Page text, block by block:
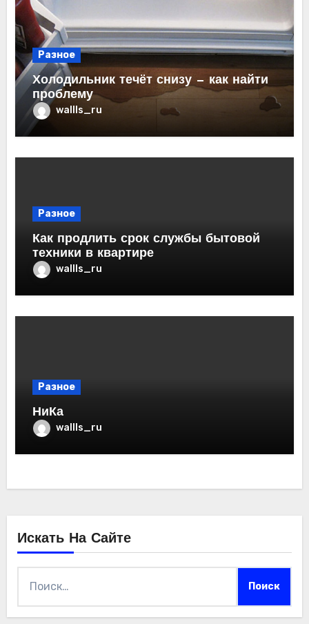
Разное
Холодильник течёт снизу — как найти
проблему
wallls_ru
Разное
Как продлить срок службы бытовой
техники в квартире
wallls_ru
Разное
НиКа
wallls_ru
Искать На Сайте